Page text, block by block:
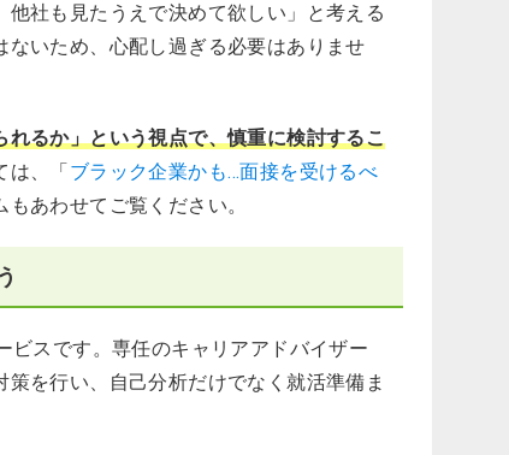
社も見たうえで決めて欲しい」と考える
いため、心配し過ぎる必要はありませ
るか」という視点で、慎重に検討するこ
は、「ブラック企業かも…面接を受けるべ
もあわせてご覧ください。
ビスです。専任のキャリアアドバイザー
を行い、自己分析だけでなく就活準備ま